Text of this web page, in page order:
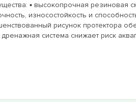
▪ высокопрочная резиновая
износостойкость и
рисунок протектора
система снижает риск